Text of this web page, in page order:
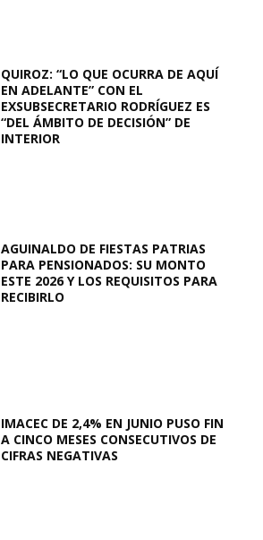
QUIROZ: “LO QUE OCURRA DE AQUÍ
EN ADELANTE” CON EL
EXSUBSECRETARIO RODRÍGUEZ ES
“DEL ÁMBITO DE DECISIÓN” DE
INTERIOR
AGUINALDO DE FIESTAS PATRIAS
PARA PENSIONADOS: SU MONTO
ESTE 2026 Y LOS REQUISITOS PARA
RECIBIRLO
IMACEC DE 2,4% EN JUNIO PUSO FIN
A CINCO MESES CONSECUTIVOS DE
CIFRAS NEGATIVAS